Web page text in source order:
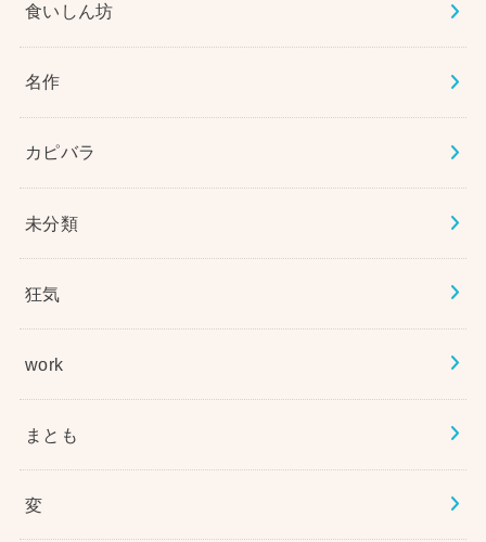
食いしん坊
名作
カピバラ
未分類
狂気
work
まとも
変